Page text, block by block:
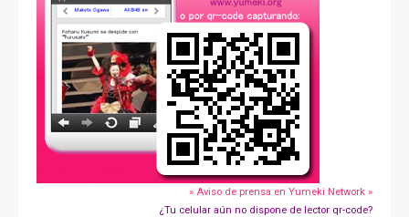
» Aviso de prensa en Yumeki Network »
¿Tu celular aún no dispone de lector qr-code?